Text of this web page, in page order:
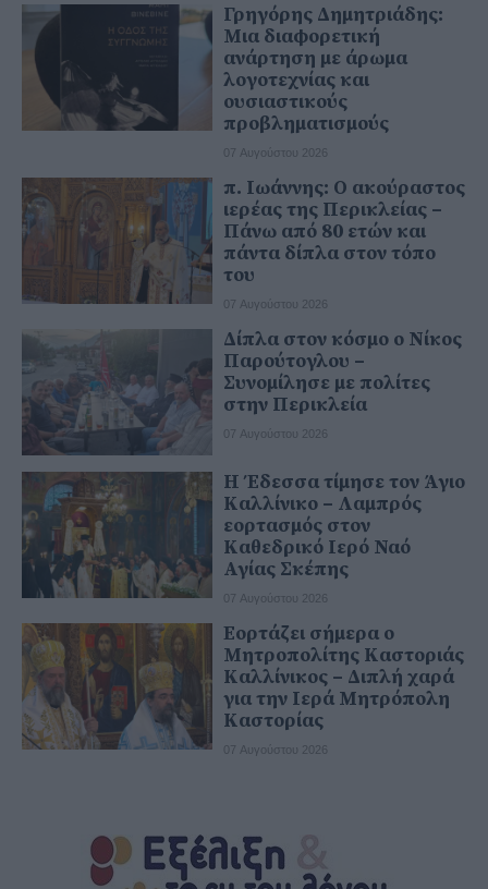
Γρηγόρης Δημητριάδης:
Μια διαφορετική
ανάρτηση με άρωμα
λογοτεχνίας και
ουσιαστικούς
προβληματισμούς
07 Αυγούστου 2026
π. Ιωάννης: Ο ακούραστος
ιερέας της Περικλείας –
Πάνω από 80 ετών και
πάντα δίπλα στον τόπο
του
07 Αυγούστου 2026
Δίπλα στον κόσμο ο Νίκος
Παρούτογλου –
Συνομίλησε με πολίτες
στην Περικλεία
07 Αυγούστου 2026
Η Έδεσσα τίμησε τον Άγιο
Καλλίνικο – Λαμπρός
εορτασμός στον
Καθεδρικό Ιερό Ναό
Αγίας Σκέπης
07 Αυγούστου 2026
Εορτάζει σήμερα ο
Μητροπολίτης Καστοριάς
Καλλίνικος – Διπλή χαρά
για την Ιερά Μητρόπολη
Καστορίας
07 Αυγούστου 2026